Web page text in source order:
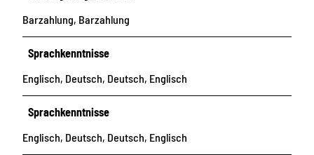
Barzahlung, Barzahlung
Sprachkenntnisse
Englisch, Deutsch, Deutsch, Englisch
Sprachkenntnisse
Englisch, Deutsch, Deutsch, Englisch